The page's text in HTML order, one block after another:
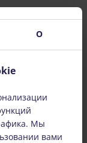
О
Мы
вами